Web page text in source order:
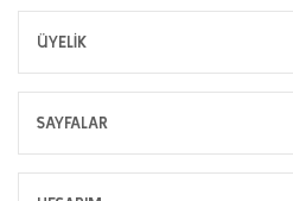
ÜYELİK
SAYFALAR